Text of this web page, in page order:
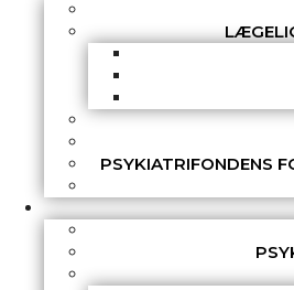
PSYKIATRIFONDENS